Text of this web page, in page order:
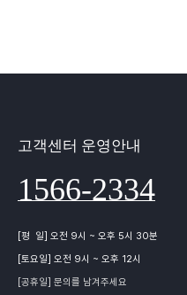
고객센터 운영안내
1566-2334
[평 일] 오전 9시 ~ 오후 5시 30분
[토요일] 오전 9시 ~ 오후 12시
[공휴일] 문의를 남겨주세요